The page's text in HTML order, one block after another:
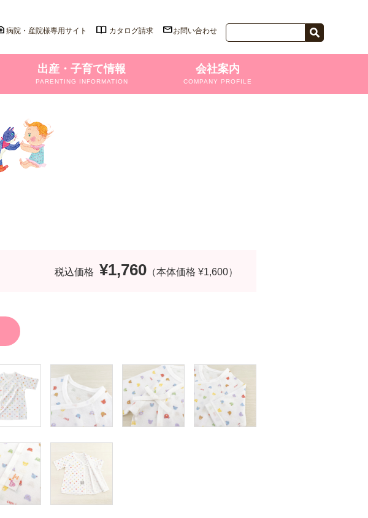
病院・産院様専用サイト カタログ請求 お問い合わせ
出産・子育て情報
PARENTING INFORMATION
会社案内
COMPANY PROFILE
税込価格 ¥1,760 （本体価格 ¥1,600）